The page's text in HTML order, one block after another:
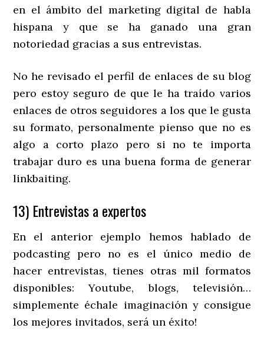
en el ámbito del marketing digital de habla
hispana y que se ha ganado una gran
notoriedad gracias a sus entrevistas.
No he revisado el perfil de enlaces de su blog
pero estoy seguro de que le ha traído varios
enlaces de otros seguidores a los que le gusta
su formato, personalmente pienso que no es
algo a corto plazo pero si no te importa
trabajar duro es una buena forma de generar
linkbaiting.
13) Entrevistas a expertos
En el anterior ejemplo hemos hablado de
podcasting pero no es el único medio de
hacer entrevistas, tienes otras mil formatos
disponibles: Youtube, blogs, televisión…
simplemente échale imaginación y consigue
los mejores invitados, será un éxito!